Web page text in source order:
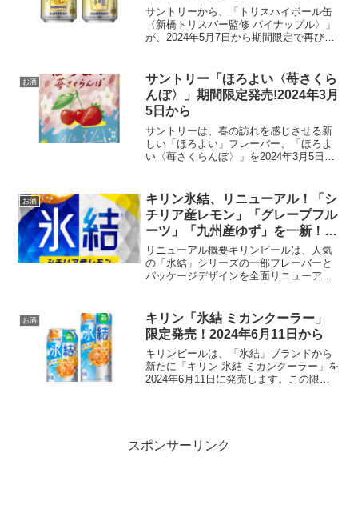
日から
サントリーから、「トリスハイボール缶
〈新橋トリスバー監修 パイナップル〉」
が、2024年5月7日から期間限定で再び市
缶として設計されており、昨年の大好評
を受けての再発売...
お酒
サントリー「ほろよい〈苺さくら
んぼ〉」期間限定発売!2024年3月
5日から
サントリーは、春の訪れを感じさせる新
しい「ほろよい」フレーバー、「ほろよ
い〈苺さくらんぼ〉」を2024年3月5日に
を楽しめるアルコール飲料です。商品情
報アルコール度数:...
お酒
キリン氷結、リニューアル！「シ
チリア産レモン」「グレープフル
ーツ」「九州産ゆず」を一新！
2024年5月より順次導入
リニューアル概要キリンビールは、人気
の「氷結」シリーズの一部フレーバーと
パッケージデザインを全面リニューアル
アルは、よりフルーティでクリアな味わ
いを追求するために...
お酒
キリン「氷結 ミカンクーラー」
限定発売！2024年6月11日から
キリンビールは、「氷結」ブランドから
新たに「キリン 氷結 ミカンクーラー」を
2024年6月11日に発売します。この限定
スポンサーリンク